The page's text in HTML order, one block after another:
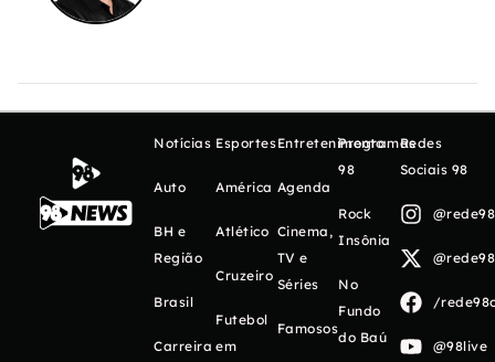
Notícias
Auto
BH e
Região
Brasil
Carreira
Esportes
América
Atlético
Cruzeiro
Futebol
em
Entretenimento
Agenda
Cinema,
TV e
Séries
Famosos
Programas
98
Rock
Insônia
No
Fundo
do Baú
Redes
Sociais 98
/
@98live